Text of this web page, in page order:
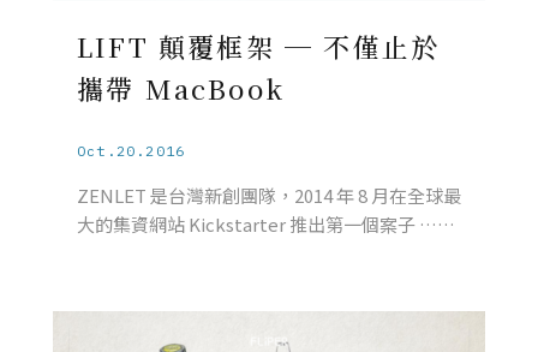
LIFT 顛覆框架 ─ 不僅止於
攜帶 MacBook
Oct.20.2016
ZENLET 是台灣新創團隊，2014 年 8 月在全球最
大的集資網站 Kickstarter 推出第一個案子 ……